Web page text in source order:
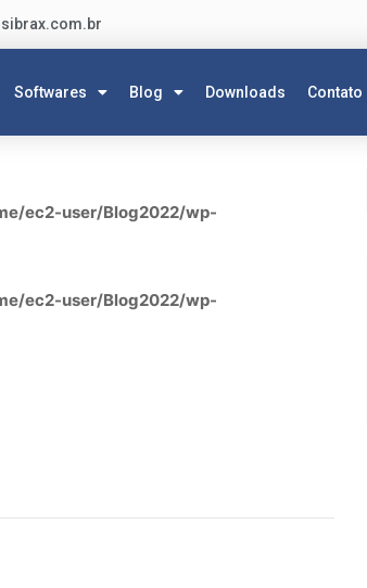
Softwares Blog Downloads Contato
ec2-user/Blog2022/wp-
ec2-user/Blog2022/wp-